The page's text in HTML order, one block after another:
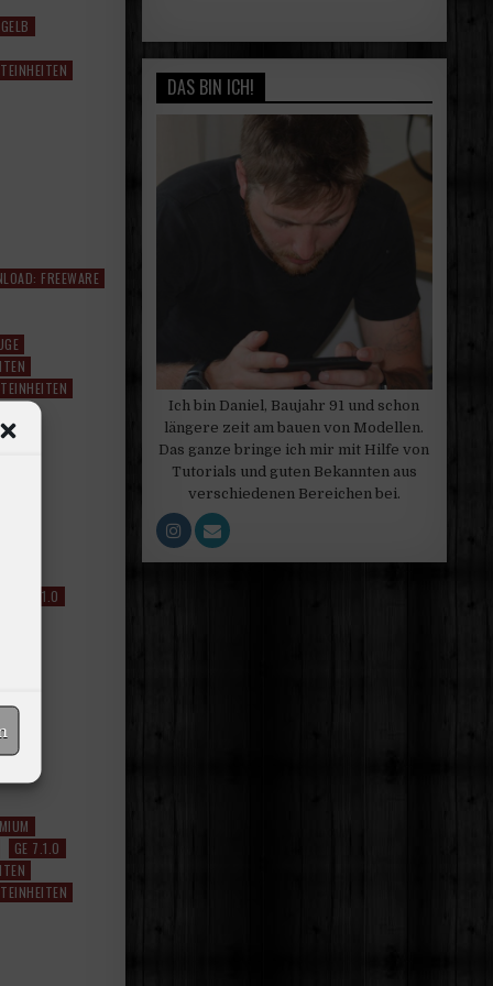
FREEWARE
GE 7.1.0
GE 7.1.0
DAS BIN ICH!
Ich bin Daniel, Baujahr 91 und schon
längere zeit am bauen von Modellen.
Das ganze bringe ich mir mit Hilfe von
Tutorials und guten Bekannten aus
verschiedenen Bereichen bei.